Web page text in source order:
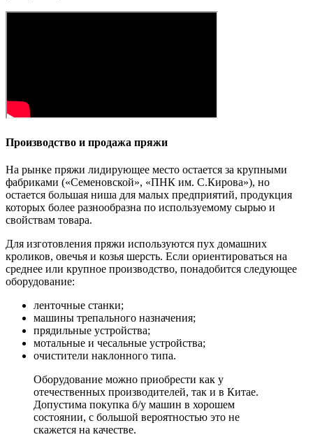
Производство и продажа пряжи
На рынке пряжи лидирующее место остается за крупными
фабриками («Семеновской», «ПНК им. С.Кирова»), но
остается большая ниша для малых предприятий, продукция
которых более разнообразна по используемому сырью и
свойствам товара.
Для изготовления пряжи используются пух домашних
кроликов, овечья и козья шерсть. Если ориентироваться на
среднее или крупное производство, понадобится следующее
оборудование:
ленточные станки;
машины трепального назначения;
прядильные устройства;
мотальные и чесальные устройства;
очистители наклонного типа.
Оборудование можно приобрести как у
отечественных производителей, так и в Китае.
Допустима покупка б/у машин в хорошем
состоянии, с большой вероятностью это не
скажется на качестве.